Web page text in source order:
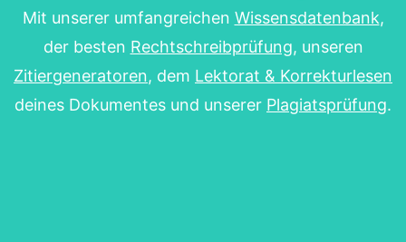
Mit unserer umfangreichen Wissensdatenbank,
der besten Rechtschreibprüfung, unseren
Zitiergeneratoren, dem Lektorat & Korrekturlesen
deines Dokumentes und unserer Plagiatsprüfung.